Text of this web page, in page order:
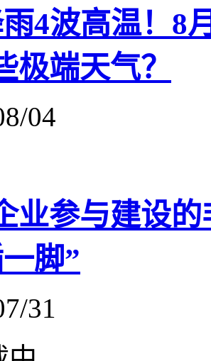
4波高温！8
极端天气？
04
业参与建设
脚”
31